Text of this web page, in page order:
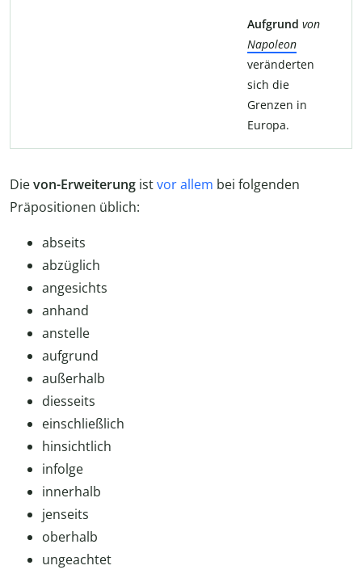
Aufgrund von
Napoleon
veränderten
sich die
Grenzen in
Europa.
Dievon-Erweiterung istvor allem bei folgenden
Präpositionen üblich:
abseits
abzüglich
angesichts
anhand
anstelle
aufgrund
außerhalb
diesseits
einschließlich
hinsichtlich
infolge
innerhalb
jenseits
oberhalb
ungeachtet